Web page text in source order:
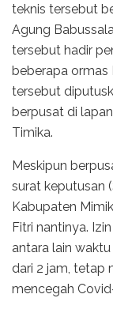
teknis tersebut
Agung
tersebut hadir
beberapa ormas
tersebut
berpusat di
Timika.
Meskipun
surat keputusan
Kabupaten
Fitri nantinya.
antara lain
dari 2 jam, tetap
mencegah